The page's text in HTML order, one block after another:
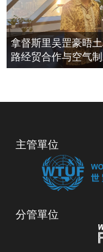
拿督斯里吴罡豪晤
路经贸合作与空气
主管單位
分管單位